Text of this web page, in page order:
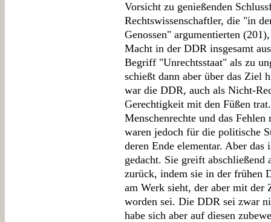
Vorsicht zu genießenden
Rechtswissenschaftler, die "in
Genossen" argumentierten
Macht in der DDR insgesamt
Begriff "Unrechtsstaat" als zu
schießt dann aber über das Ziel
war die DDR, auch als Nicht-
Gerechtigkeit mit den Füßen
Menschenrechte und das Fehlen
waren jedoch für die politische
deren Ende elementar. Aber
gedacht. Sie greift
zurück, indem sie in der frühen
am Werk sieht, der aber mit der
worden sei. Die DDR sei zwar
habe sich aber auf diesen